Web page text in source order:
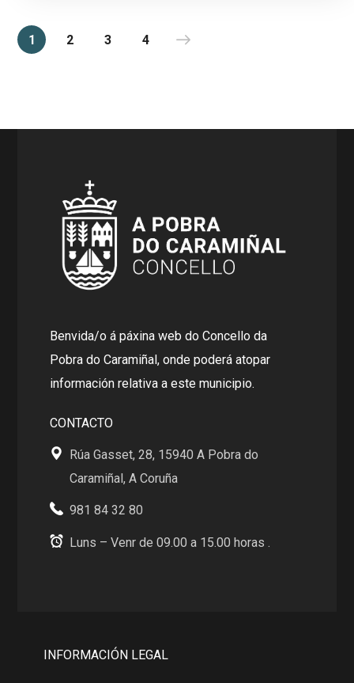
1 2 3 4
Benvida/o á páxina web do Concello da
Pobra do Caramiñal, onde poderá atopar
información relativa a este municipio.
CONTACTO
Rúa Gasset, 28, 15940 A Pobra do
Caramiñal, A Coruña
981 84 32 80
Luns – Venr de 09.00 a 15.00 horas .
INFORMACIÓN LEGAL